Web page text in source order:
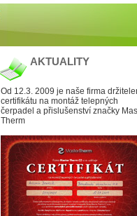
AKTUALITY
Od 12.3. 2009 je naše firma
certifikátu na montáž telepných
čerpadel a přislušenství značky
Therm